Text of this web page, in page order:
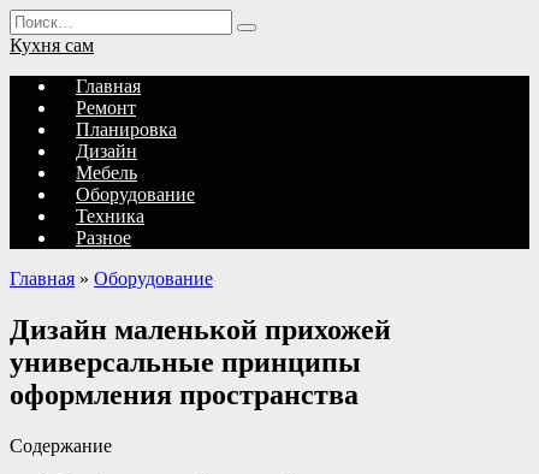
Перейти
к
содержанию
Search
for:
Кухня сам
Главная
Ремонт
Планировка
Дизайн
Мебель
Оборудование
Техника
Разное
Главная » Оборудование
Дизайн маленькой прихожей
универсальные принципы
оформления пространства
Содержание